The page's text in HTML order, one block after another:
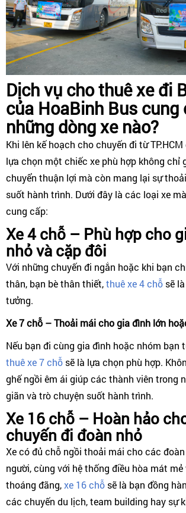
Dịch vụ cho thuê xe đi
của HoaBinh Bus cung
những dòng xe nào?
Khi lên kế hoạch cho chuyến đi từ TP.HCM
lựa chọn một chiếc xe phù hợp không chỉ
chuyển thuận lợi mà còn mang lại sự
suốt hành trình. Dưới đây là các loại xe
cung cấp:
Xe 4 chỗ – Phù hợp cho
nhỏ và cặp đôi
Với những chuyến đi ngắn hoặc khi bạn
thân, bạn bè thân thiết,thuê xe 4 chỗ sẽ
tưởng.
Xe 7 chỗ – Thoải mái cho gia đình lớn
Nếu bạn đi cùng gia đình hoặc nhóm bạn
thuê xe 7 chỗ sẽ là lựa chọn phù hợp.
ghế ngồi êm ái giúp các thành viên trong
giãn và trò chuyện suốt hành trình.
Xe 16 chỗ – Hoàn hảo
chuyến đi đoàn nhỏ
Xe có đủ chỗ ngồi thoải mái cho các
người, cùng với hệ thống điều hòa mát mẻ
thoáng đãng,xe 16 chỗ sẽ là bạn đồng
các chuyến du lịch, team building hay sự